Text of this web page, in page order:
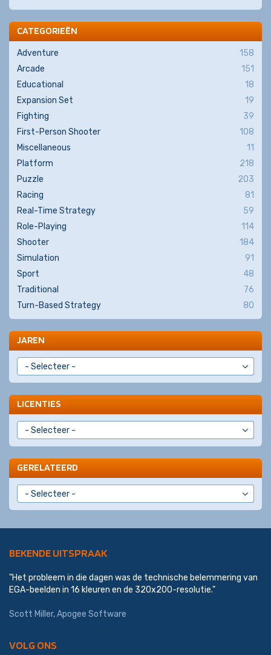
CATEGORIEËN
Adventure
158
Arcade
151
Educational
18
Expansion Set
19
Fighting
39
First-Person Shooter
108
Miscellaneous
11
Platform
218
Puzzle
203
Racing
81
Real-Time Strategy
59
Role-Playing
114
Shooter
184
Simulation
91
Sport
48
Traditional
76
Turn-Based Strategy
80
JAREN
LICENTIES
GERELATEERD
BEKENDE UITSPRAAK
"Het probleem in die dagen was de technische belemmering van
EGA-beelden in 16 kleuren en de 320x200-resolutie."
Scott Miller,Apogee Software
VOLG ONS